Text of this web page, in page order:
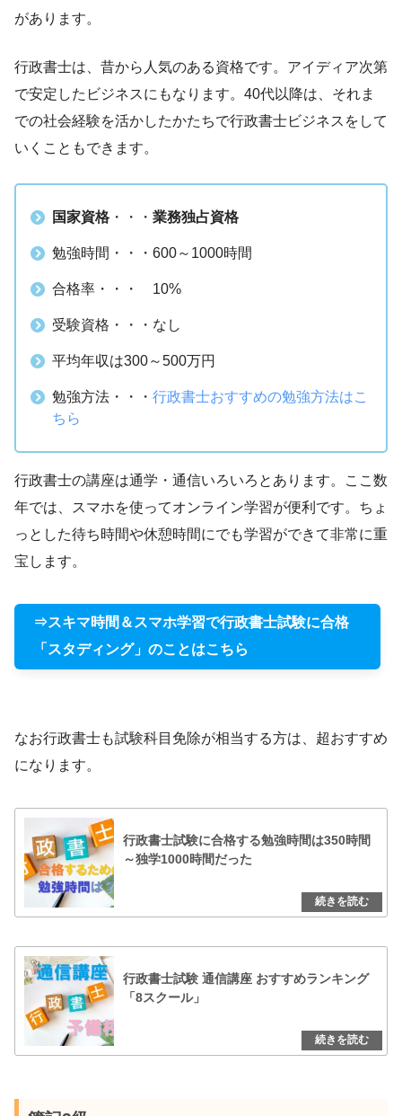
があります。
行政書士は、昔から人気のある資格です。アイディア次第
で安定したビジネスにもなります。40代以降は、それま
での社会経験を活かしたかたちで行政書士ビジネスをして
いくこともできます。
国家資格 ・・・ 業務独占資格
勉強時間・・・600～1000時間
合格率・・・ 10%
受験資格・・・なし
平均年収は300～500万円
勉強方法・・・ 行政書士おすすめの勉強方法はこ
ちら
行政書士の講座は通学・通信いろいろとあります。ここ数
年では、スマホを使ってオンライン学習が便利です。ちょ
っとした待ち時間や休憩時間にでも学習ができて非常に重
宝します。
⇒スキマ時間＆スマホ学習で行政書士試験に合格
「スタディング」のことはこちら
なお行政書士も試験科目免除が相当する方は、超おすすめ
になります。
行政書士試験に合格する勉強時間は350時間
～独学1000時間だった
行政書士試験 通信講座 おすすめランキング
「8スクール」